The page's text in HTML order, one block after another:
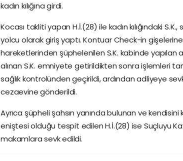
kadın kılığına girdi.
Kocası takliti yapan H.İ.(28) ile kadın kılığındaki
yolcu olarak giriş yaptı. Kontuar Check-in
hareketlerinden şüphelenilen S.K. kabinde
alınan S.K. emniyete getirildikten sonra işlemleri
sağlık kontrolünden geçirildi, ardından adliyeye
cezaevine gönderildi.
Ayrıca şüpheli şahsın yanında bulunan ve
eniştesi olduğu tespit edilen H.İ.(28) ise Suçluyu
makamlara sevk edildi.